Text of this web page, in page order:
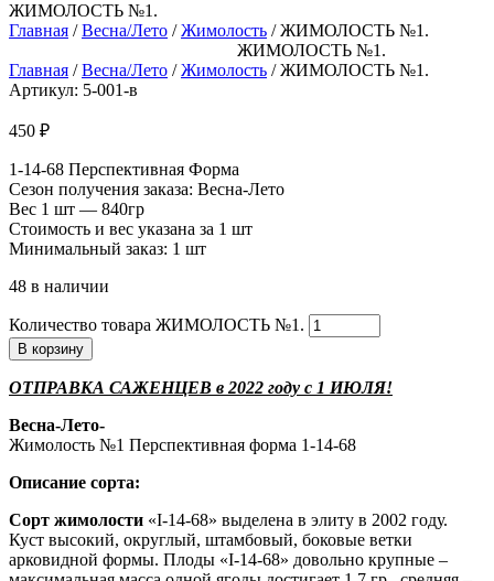
ЖИМОЛОСТЬ №1.
Главная /Весна/Лето /Жимолость / ЖИМОЛОСТЬ №1.
ЖИМОЛОСТЬ №1.
Главная /Весна/Лето /Жимолость / ЖИМОЛОСТЬ №1.
Артикул: 5-001-в
450 ₽
1-14-68 Перспективная Форма
Сезон получения заказа: Весна-Лето
Вес 1 шт — 840гр
Стоимость и вес указана за 1 шт
Минимальный заказ: 1 шт
48 в наличии
Количество товара ЖИМОЛОСТЬ №1.
В корзину
ОТПРАВКА САЖЕНЦЕВ в 2022 году с 1 ИЮЛЯ!
Весна-Лето-
Жимолость №1 Перспективная форма 1-14-68
Описание сорта:
Сорт жимолости «I-14-68» выделена в элиту в 2002 году.
Куст высокий, округлый, штамбовый, боковые ветки
арковидной формы. Плоды «I-14-68» довольно крупные –